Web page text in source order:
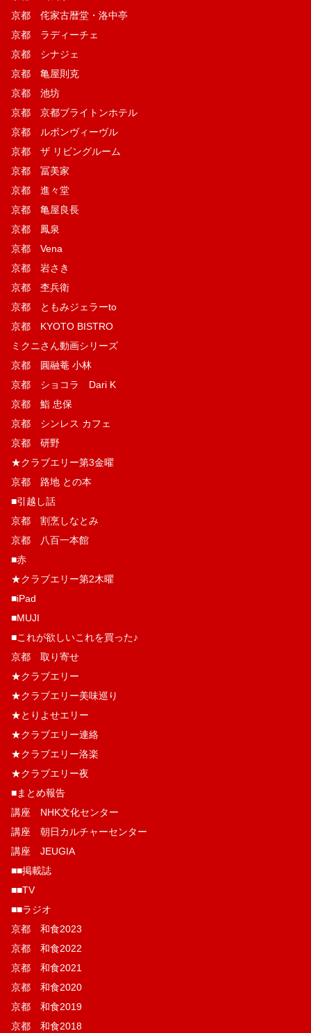
京都 侘家古暦堂・洛中亭
京都 ラディーチェ
京都 シナジェ
京都 亀屋則克
京都 池坊
京都 京都ブライトンホテル
京都 ルボンヴィーヴル
京都 ザ リビングルーム
京都 冨美家
京都 進々堂
京都 亀屋良長
京都 鳳泉
京都 Vena
京都 岩さき
京都 杢兵衛
京都 ともみジェラーto
京都 KYOTO BISTRO
ミクニさん動画シリーズ
京都 圓融菴 小林
京都 ショコラ Dari K
京都 鮨 忠保
京都 シンレス カフェ
京都 研野
★クラブエリー第3金曜
京都 路地 との本
■引越し話
京都 割烹しなとみ
京都 八百一本館
■赤
★クラブエリー第2木曜
■iPad
■MUJI
■これが欲しいこれを買った♪
京都 取り寄せ
★クラブエリー
★クラブエリー美味巡り
★とりよせエリー
★クラブエリー連絡
★クラブエリー洛楽
★クラブエリー夜
■まとめ報告
講座 NHK文化センター
講座 朝日カルチャーセンター
講座 JEUGIA
■■掲載誌
■■TV
■■ラジオ
京都 和食2023
京都 和食2022
京都 和食2021
京都 和食2020
京都 和食2019
京都 和食2018